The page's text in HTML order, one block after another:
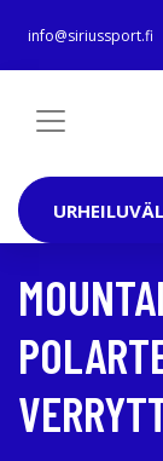
info@siriussport.fi